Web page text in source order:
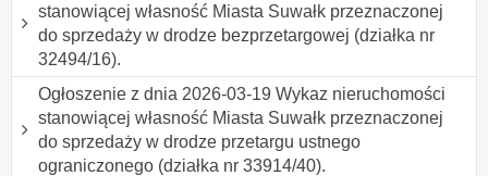
stanowiącej własność Miasta Suwałk przeznaczonej
do sprzedaży w drodze bezprzetargowej (działka nr
32494/16).
Ogłoszenie z dnia 2026-03-19 Wykaz nieruchomości
stanowiącej własność Miasta Suwałk przeznaczonej
do sprzedaży w drodze przetargu ustnego
ograniczonego (działka nr 33914/40).